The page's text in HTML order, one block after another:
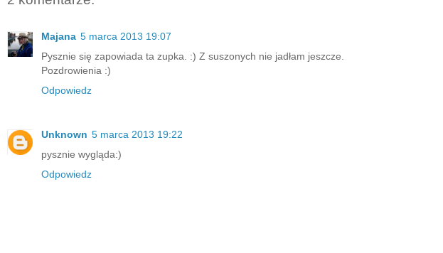
Majana 5 marca 2013 19:07
Pysznie się zapowiada ta zupka. :) Z suszonych nie jadłam jeszcze.
Pozdrowienia :)
Odpowiedz
Unknown 5 marca 2013 19:22
pysznie wygląda:)
Odpowiedz